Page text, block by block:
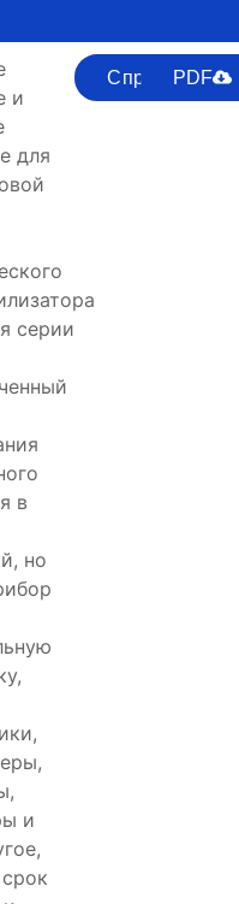
и
для
серии
в
но
и
Спрашивайте
PDF